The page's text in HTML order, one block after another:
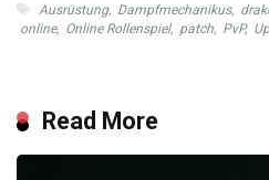
Ausrüstung, Dampfmechanikus,
online, Online Rollenspiel, patch, PvP,
Read More